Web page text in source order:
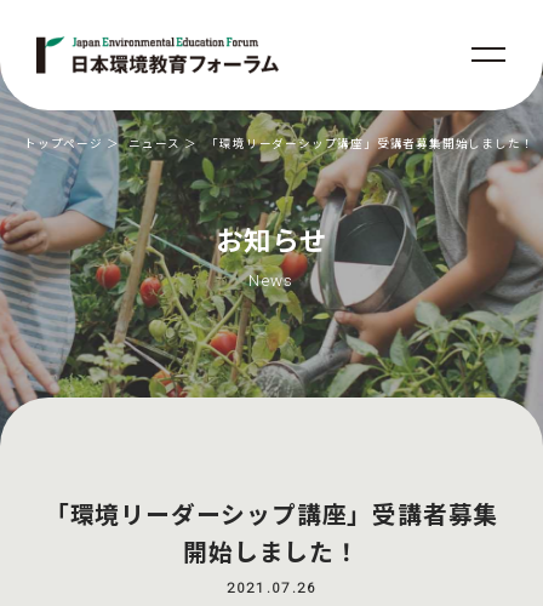
お知らせ
News
トップページ ニュース 「環境リーダーシップ講座」受講者募集開始しました！
「環境リーダーシップ講座」受講者募集
開始しました！
2021.07.26